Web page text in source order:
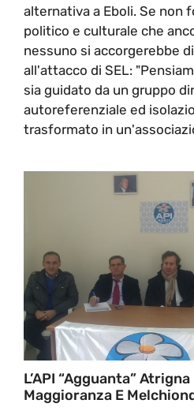
alternativa a Eboli. Se non
politico e culturale che
nessuno si accorgerebbe
all'attacco di SEL:
sia guidato da un gruppo
autoreferenziale ed
trasformato in
L’API “agguanta”
Maggioranza E